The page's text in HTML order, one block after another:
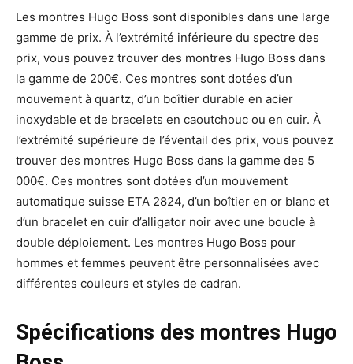
Les montres Hugo Boss sont disponibles dans une large
gamme de prix. À l’extrémité inférieure du spectre des
prix, vous pouvez trouver des montres Hugo Boss dans
la gamme de 200€. Ces montres sont dotées d’un
mouvement à quartz, d’un boîtier durable en acier
inoxydable et de bracelets en caoutchouc ou en cuir. À
l’extrémité supérieure de l’éventail des prix, vous pouvez
trouver des montres Hugo Boss dans la gamme des 5
000€. Ces montres sont dotées d’un mouvement
automatique suisse ETA 2824, d’un boîtier en or blanc et
d’un bracelet en cuir d’alligator noir avec une boucle à
double déploiement. Les montres Hugo Boss pour
hommes et femmes peuvent être personnalisées avec
différentes couleurs et styles de cadran.
Spécifications des montres Hugo